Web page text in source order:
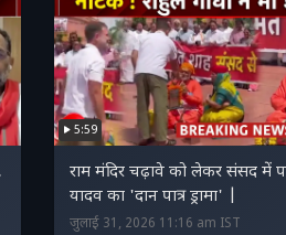
5:59
राम मंदिर चढ़ावे को लेकर संसद में
यादव का 'दान पात्र ड्रामा' |
जुलाई 31, 2026 11:16 am IST